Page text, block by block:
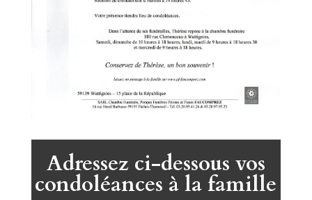
Adressez ci-dessous vos
condoléances à la famille